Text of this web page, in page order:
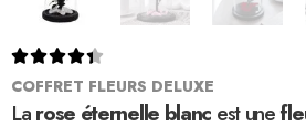

COFFRET FLEURS DELUXE
Larose éternelle blanc est une